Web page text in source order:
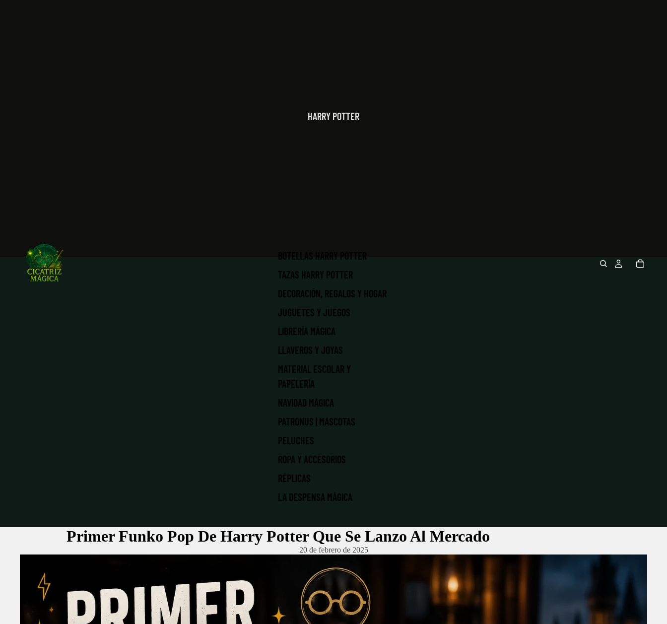
HARRY POTTER
BOTELLAS HARRY POTTER
TAZAS HARRY POTTER
DECORACIÓN, REGALOS Y HOGAR
JUGUETES Y JUEGOS
LIBRERÍA MÁGICA
LLAVEROS Y JOYAS
MATERIAL ESCOLAR Y
PAPELERÍA
NAVIDAD MÁGICA
PATRONUS | MASCOTAS
PELUCHES
ROPA Y ACCESORIOS
RÉPLICAS
LA DESPENSA MÁGICA
Primer Funko Pop De Harry Potter Que Se Lanzo Al Mercado
20 de febrero de 2025